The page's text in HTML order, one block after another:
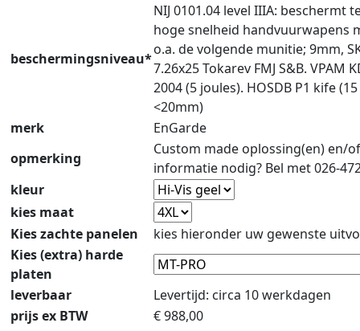
beschermingsniveau*
NIJ 0101.04 level IIIA: beschermt
hoge snelheid handvuurwapens
o.a. de volgende munitie; 9mm,
7.26x25 Tokarev FMJ S&B. VPAM
2004 (5 joules). HOSDB P1 kife
<20mm)
merk
EnGarde
opmerking
Custom made oplossing(en) en/
informatie nodig? Bel met 026-
kleur
kies maat
Kies zachte panelen
kies hieronder uw gewenste
Kies (extra) harde
platen
leverbaar
Levertijd: circa 10 werkdagen
prijs ex BTW
€988,00